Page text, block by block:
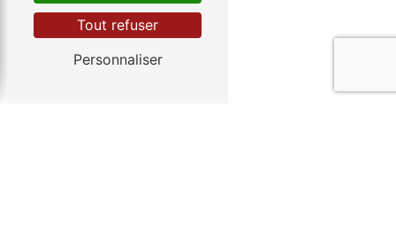
En savoir plus
Contactez-nous
Tout refuser
Personnaliser